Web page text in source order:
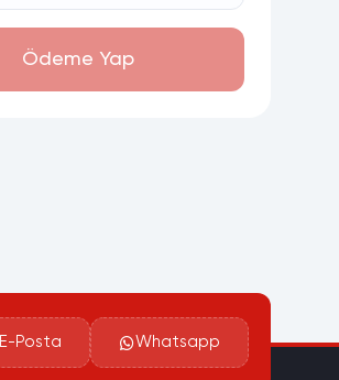
Ödeme Yap
E-Posta Whatsapp